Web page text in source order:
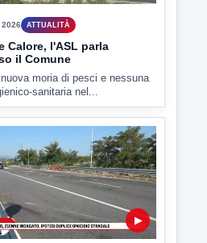
è pronto al debutto di Coppa
▶
ATTUALITÀ
Calore, l'ASL parla
il Comune